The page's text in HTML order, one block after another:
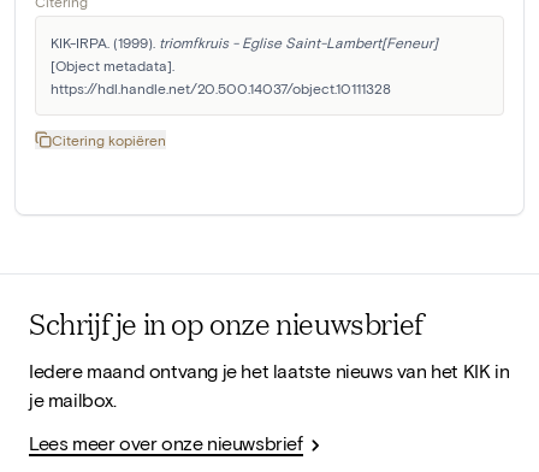
KIK-IRPA. (1999). triomfkruis - Eglise Saint-Lambert[Feneur]
[Object metadata].
https://hdl.handle.net/20.500.14037/object.10111328
Citering kopiëren
Schrijf je in op onze nieuwsbrief
Iedere maand ontvang je het laatste nieuws van het KIK in
je mailbox.
Lees meer over onze nieuwsbrief